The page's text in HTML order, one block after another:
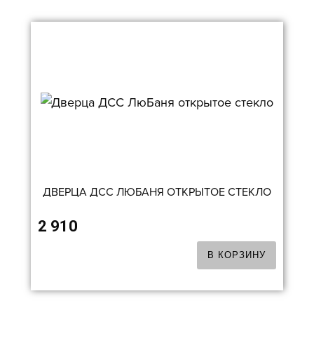
ДВЕРЦА ДСС ЛЮБАНЯ ОТКРЫТОЕ СТЕКЛО
2 910
В КОРЗИНУ